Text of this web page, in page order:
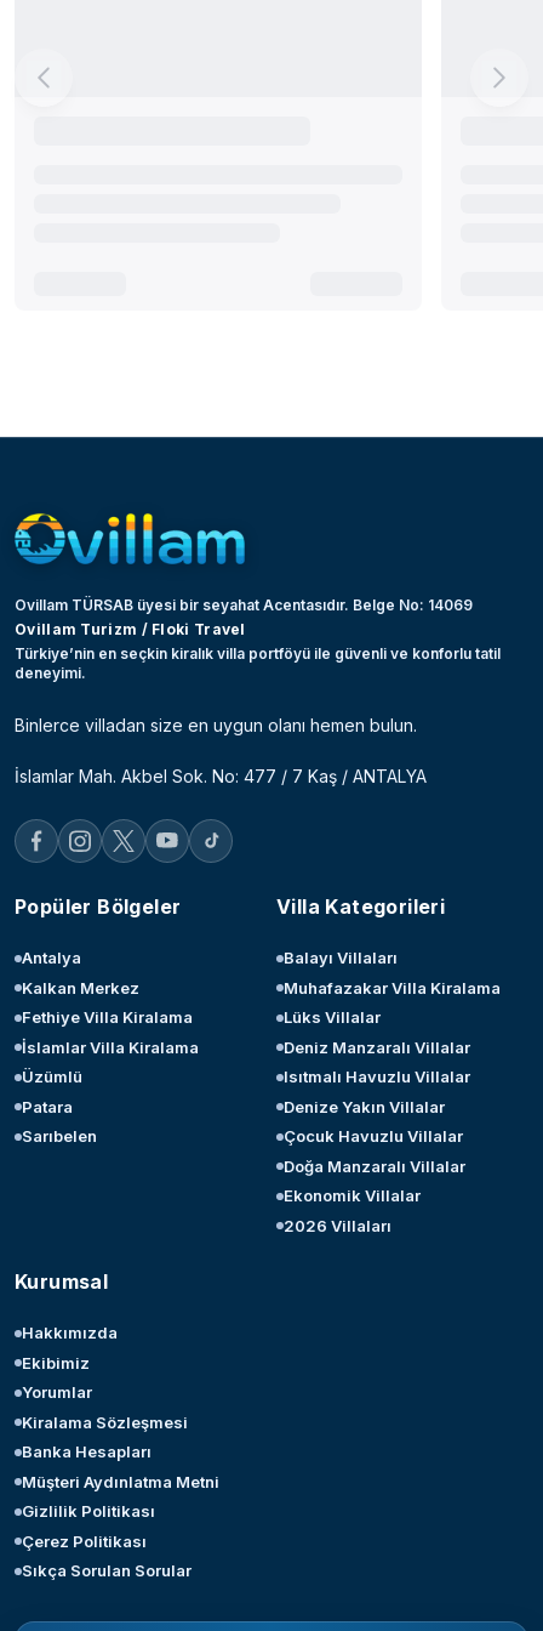
Ovillam TÜRSAB üyesi bir seyahat Acentasıdır. Belge No: 14069
Ovillam Turizm / Floki Travel
Türkiye’nin en seçkin kiralık villa portföyü ile güvenli ve konforlu tatil
deneyimi.
Binlerce villadan size en uygun olanı hemen bulun.
İslamlar Mah. Akbel Sok. No: 477 / 7 Kaş / ANTALYA
Popüler Bölgeler
Antalya
Kalkan Merkez
Fethiye Villa Kiralama
İslamlar Villa Kiralama
Üzümlü
Patara
Sarıbelen
Villa Kategorileri
Balayı Villaları
Muhafazakar Villa Kiralama
Lüks Villalar
Deniz Manzaralı Villalar
Isıtmalı Havuzlu Villalar
Denize Yakın Villalar
Çocuk Havuzlu Villalar
Doğa Manzaralı Villalar
Ekonomik Villalar
2026 Villaları
Kurumsal
Hakkımızda
Ekibimiz
Yorumlar
Kiralama Sözleşmesi
Banka Hesapları
Müşteri Aydınlatma Metni
Gizlilik Politikası
Çerez Politikası
Sıkça Sorulan Sorular